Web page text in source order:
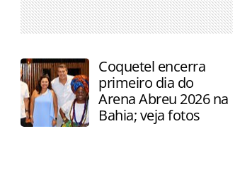
Coquetel encerra
primeiro dia do
Arena Abreu 2026 na
Bahia; veja fotos